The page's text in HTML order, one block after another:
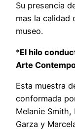
Su presencia
mas la calidad
museo.
*El hilo
Arte
Esta muestra
conformada
Melanie Smith,
Garza y